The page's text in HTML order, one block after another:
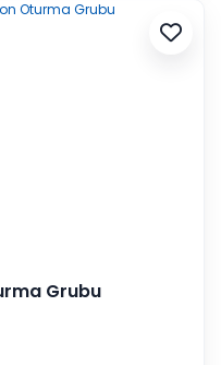
Grubu